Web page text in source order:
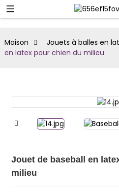
Maison Jouets à balles en
en latex pour chien du milieu
Jouet de baseball en
milieu